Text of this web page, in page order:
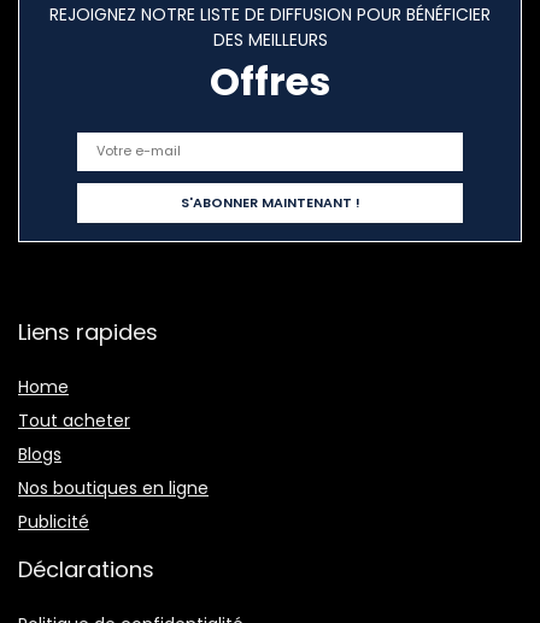
REJOIGNEZ NOTRE LISTE DE DIFFUSION POUR BÉNÉFICIER
DES MEILLEURS
Offres
Liens rapides
Home
Tout acheter
Blogs
Nos boutiques en ligne
Publicité
Déclarations